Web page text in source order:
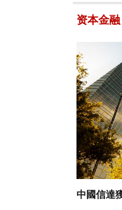
资本金融
中國信達